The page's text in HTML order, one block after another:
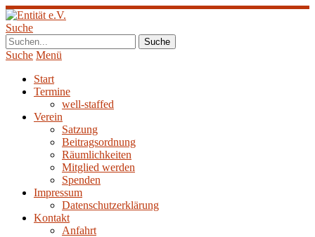
Suche
Suche Menü
Start
Termine
well-staffed
Verein
Satzung
Beitragsordnung
Räumlichkeiten
Mitglied werden
Spenden
Impressum
Datenschutzerklärung
Kontakt
Anfahrt